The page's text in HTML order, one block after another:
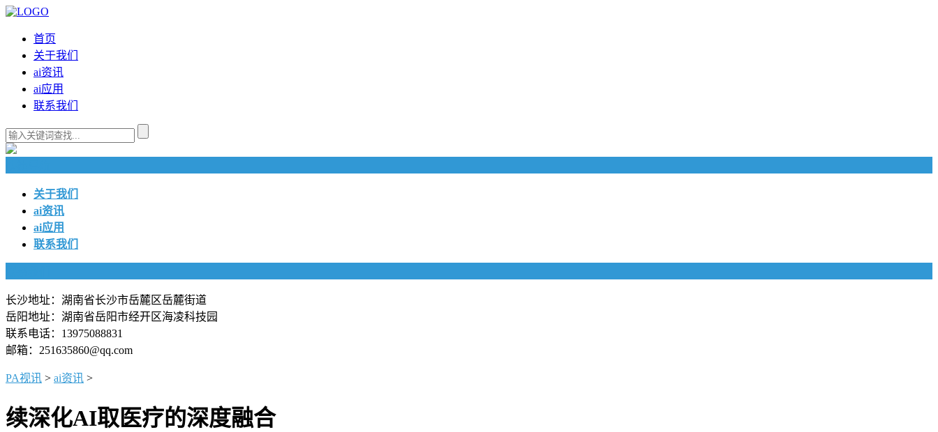
首页
关于我们
ai资讯
ai应用
联系我们
关于我们
ai资讯
ai应用
联系我们
长沙地址：湖南省长沙市岳麓区岳麓街道
岳阳地址：湖南省岳阳市经开区海凌科技园
联系电话：13975088831
邮箱：251635860@qq.com
PA视讯 > ai资讯 >
续深化AI取医疗的深度融合